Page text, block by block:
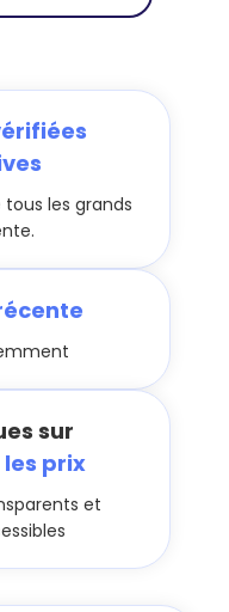
les grands
sur
prix
et